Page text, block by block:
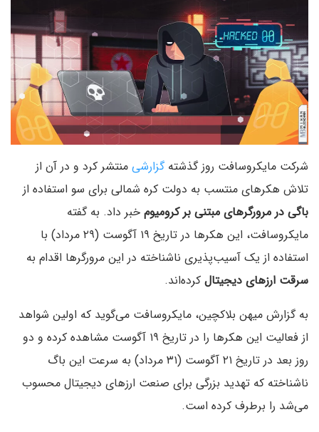
شرکت مایکروسافت روز گذشتهگزارشی منتشر کرد و در آن از
تلاش هکرهای منتسب به دولت کره شمالی برای سو استفاده از
باگی در مرورگرهای مبتنی بر کرومیوم خبر داد. به گفته
مایکروسافت، این هکرها در تاریخ ۱۹ آگوست (۲۹ مرداد) با
استفاده از یک آسیب‌پذیری ناشناخته در این مرورگرها اقدام به
سرقت ارزهای دیجیتال کرده‌اند.
به گزارش میهن بلاکچین، مایکروسافت می‌گوید که اولین شواهد
از فعالیت این هکرها را در تاریخ ۱۹ آگوست مشاهده کرده و دو
روز بعد در تاریخ ۲۱ آگوست (۳۱ مرداد) به سرعت این باگ
ناشناخته که تهدید بزرگی برای صنعت ارزهای دیجیتال محسوب
می‌شد را برطرف کرده است.